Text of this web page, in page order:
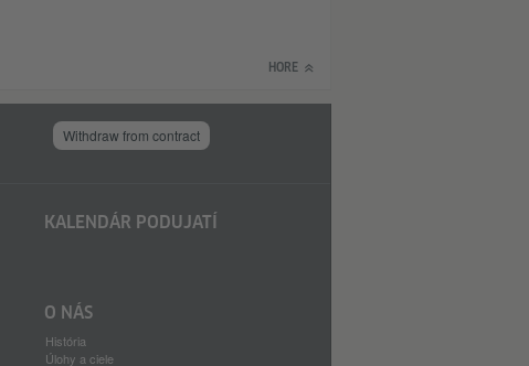
HORE
Withdraw from contract
KALENDÁR PODUJATÍ
O NÁS
História
Úlohy a ciele